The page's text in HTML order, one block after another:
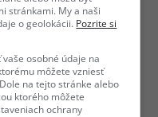
stránkami. My a naši
o geolokácii. Pozrite si
osobné údaje na
môžete vzniesť
na tejto stránke alebo
ktorého môžete
ochrany